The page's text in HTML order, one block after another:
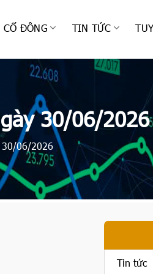
CỔ ĐÔNG TIN TỨC
30/06/2026
30/06/2026
Tin tức